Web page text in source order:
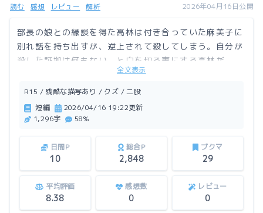
読む 感想 レビュー 解析 2026年04月16日公開
部長の娘との縁談を得た高林は付き合っていた麻美子に
別れ話を持ち出すが、逆上されて殺してしまう。自分が
殺した証拠は何もない、と白を切る事にする高林だ
この作品はアルファポリスにも掲載しています。
全文表示
R15 / 残酷な描写あり / クズ / 二股
短編
2026/04/16 19:22更新
1,296字
58%
日間P
10
総合P
2,848
ブクマ
29
平均評価
8.38
感想数
0
レビュー
0